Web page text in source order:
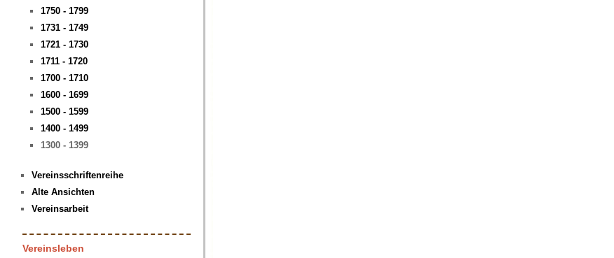
1750 - 1799
1731 - 1749
1721 - 1730
1711 - 1720
1700 - 1710
1600 - 1699
1500 - 1599
1400 - 1499
1300 - 1399
Vereinsschriftenreihe
Alte Ansichten
Vereinsarbeit
Vereinsleben